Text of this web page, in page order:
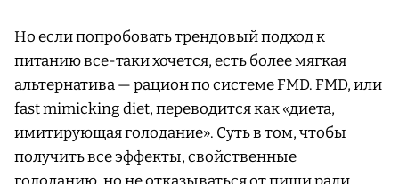
Но если попробовать трендовый подход к
питанию все-таки хочется, есть более мягкая
альтернатива — рацион по системе FMD. FMD, или
fast mimicking diet, переводится как «диета,
имитирующая голодание». Суть в том, чтобы
получить все эффекты, свойственные